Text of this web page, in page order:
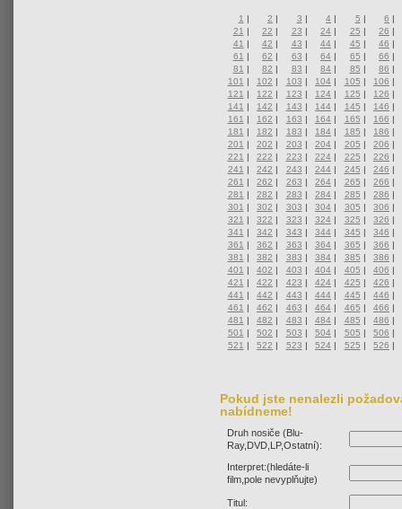
1 | 2 | 3 | 4 | 5 | 6 |
21 | 22 | 23 | 24 | 25 | 26 |
41 | 42 | 43 | 44 | 45 | 46 |
61 | 62 | 63 | 64 | 65 | 66 |
81 | 82 | 83 | 84 | 85 | 86 |
101 | 102 | 103 | 104 | 105 | 106 |
121 | 122 | 123 | 124 | 125 | 126 |
141 | 142 | 143 | 144 | 145 | 146 |
161 | 162 | 163 | 164 | 165 | 166 |
181 | 182 | 183 | 184 | 185 | 186 |
201 | 202 | 203 | 204 | 205 | 206 |
221 | 222 | 223 | 224 | 225 | 226 |
241 | 242 | 243 | 244 | 245 | 246 |
261 | 262 | 263 | 264 | 265 | 266 |
281 | 282 | 283 | 284 | 285 | 286 |
301 | 302 | 303 | 304 | 305 | 306 |
321 | 322 | 323 | 324 | 325 | 326 |
341 | 342 | 343 | 344 | 345 | 346 |
361 | 362 | 363 | 364 | 365 | 366 |
381 | 382 | 383 | 384 | 385 | 386 |
401 | 402 | 403 | 404 | 405 | 406 |
421 | 422 | 423 | 424 | 425 | 426 |
441 | 442 | 443 | 444 | 445 | 446 |
461 | 462 | 463 | 464 | 465 | 466 |
481 | 482 | 483 | 484 | 485 | 486 |
501 | 502 | 503 | 504 | 505 | 506 |
521 | 522 | 523 | 524 | 525 | 526 |
Pokud jste nenalezli
nabídneme!
Druh nosiče (Blu-
Ray,DVD,LP,Ostatní):
Interpret:(hledáte-li
film,pole nevyplňujte)
Titul: